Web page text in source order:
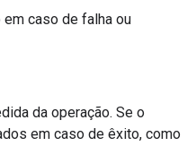
caso de falha ou
da operação. Se o
em caso de êxito, como